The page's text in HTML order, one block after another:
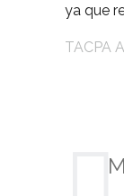
ya que
TACPA